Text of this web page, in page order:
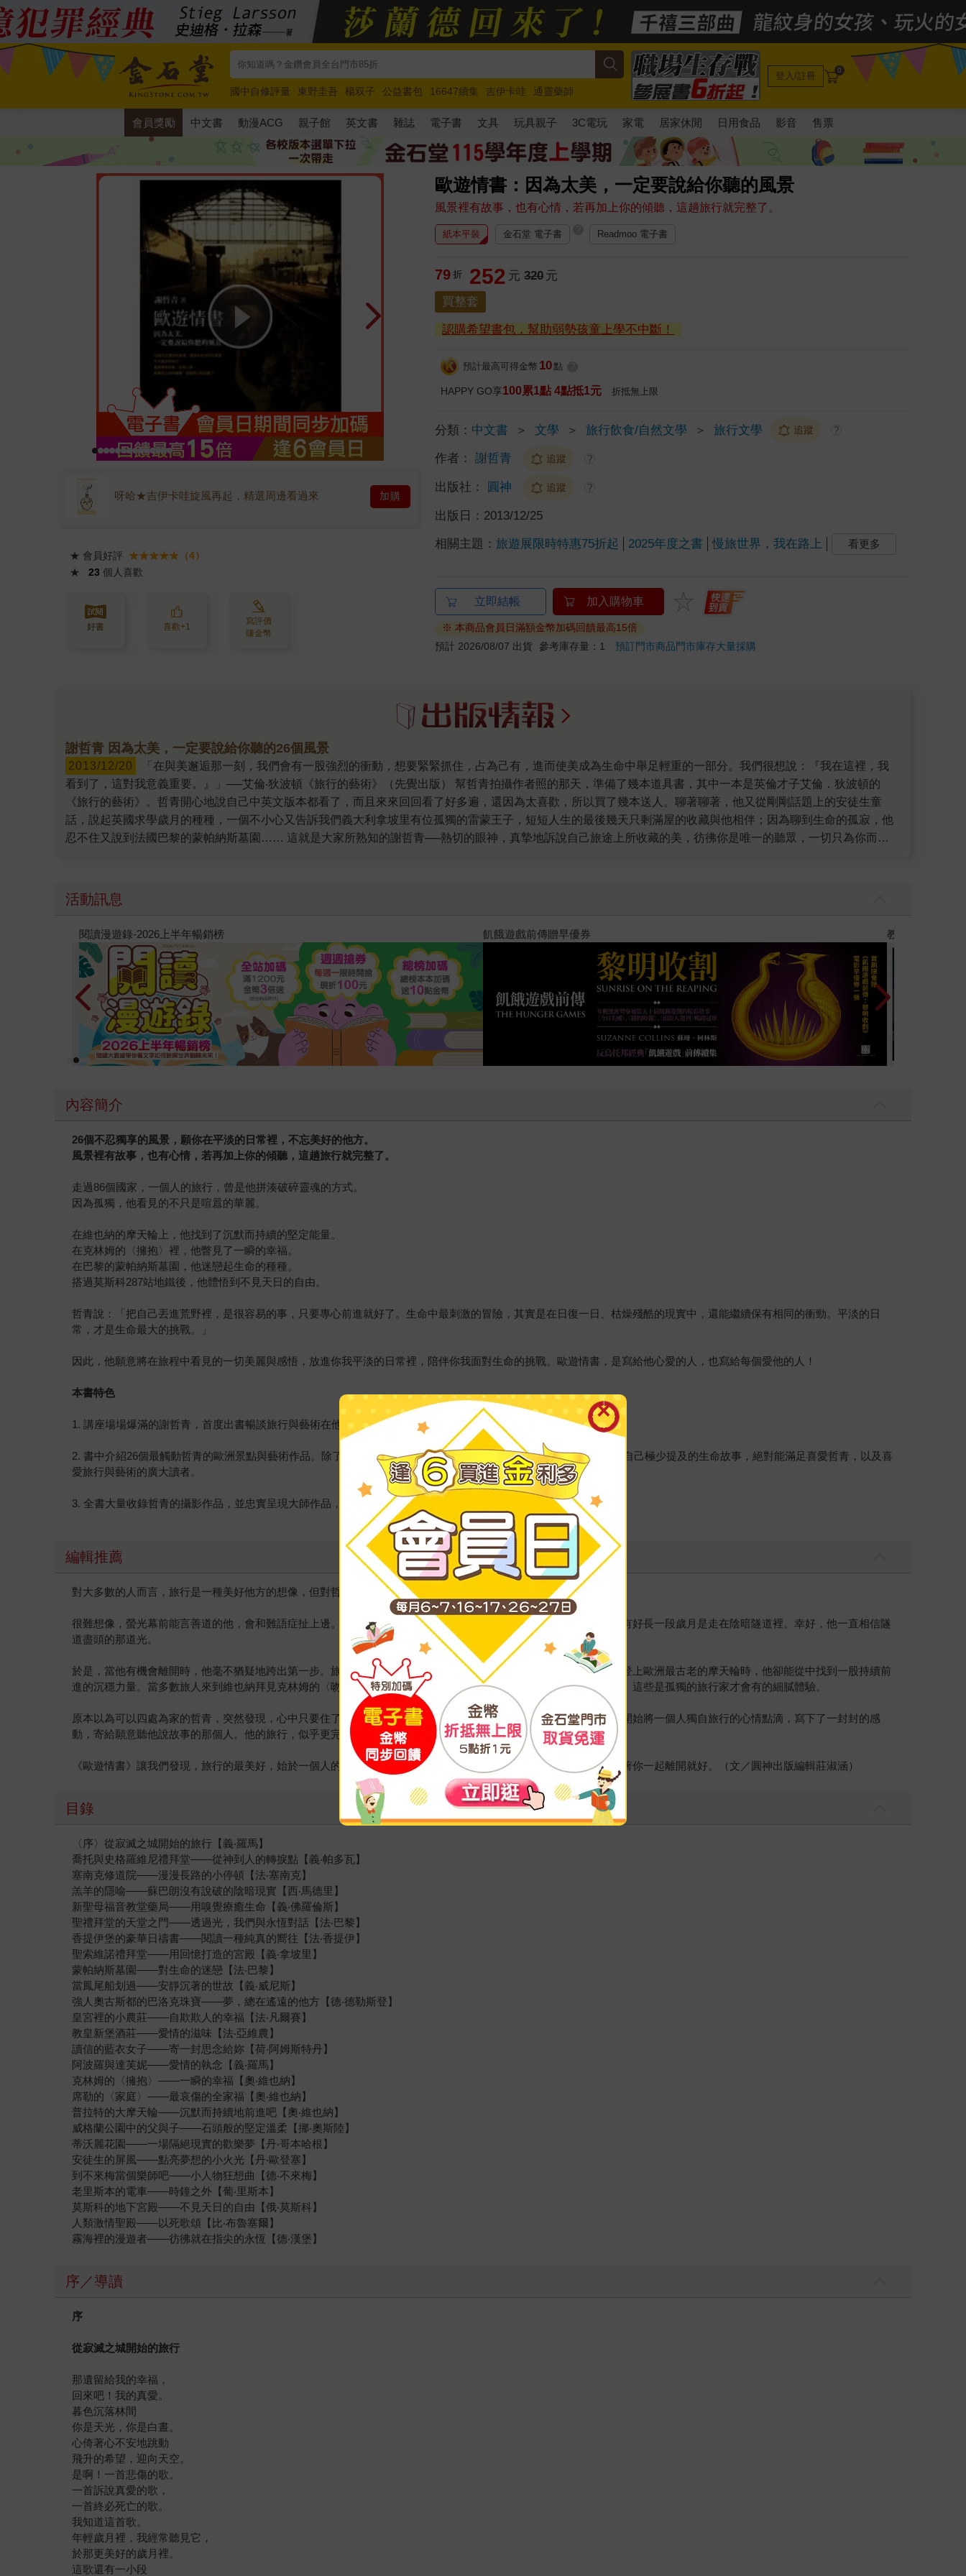
國中自修評量 東野圭吾 楊双子 公益書包 16647續集 吉伊卡哇
通靈藥師
唯紅花綻放
奧德賽 路邊攤新作 馬斯克 玩具總動員5 超慢跑
登入/註冊 0
會員獎勵 中文書 動漫ACG 親子館 英文書 雜誌 電子書 文具 玩具親子 3C電玩 家電 居家休閒 日用食品 影音 售票
歐遊情書：因為太美，一定要說給你聽的風景
風景裡有故事，也有心情，若再加上你的傾聽，這趟旅行就完整了。
呀哈★吉伊卡哇旋風再起，精選周邊看過來 加購
★ 會員好評
★★★★★（4）
★
23 個人喜歡
好書 喜歡+1
寫評價
賺金幣
紙本平裝 金石堂 電子書 Readmoo 電子書
79 折 252 元 320 元
買整套
認購希望書包，幫助弱勢孩童上學不中斷！
預計最高可得金幣 10 點
HAPPY GO享100累1點 4點抵1元 折抵無上限
分類： 中文書 ＞ 文學 ＞ 旅行飲食/自然文學 ＞ 旅行文學 追蹤 ?
作者： 謝哲青 追蹤 ?
出版社： 圓神 追蹤 ?
出版日： 2013/12/25
相關主題：旅遊展限時特惠75折起 2025年度之書 慢旅世界，我在路上 看更多
立即結帳 加入購物車
※ 本商品會員日滿額金幣加碼回饋最高15倍
預計 2026/08/07 出貨 參考庫存量：1預訂門市商品門市庫存大量採購
謝哲青 因為太美，一定要說給你聽的26個風景
2013/12/20
看到了，這對我意義重要。』」──艾倫‧狄波頓《旅行的藝術》（先覺出版） 幫哲青拍攝作者照的那天，準備了幾本道具書，其中一本是英倫才子艾倫．狄波頓的
《旅行的藝術》。哲青開心地說自己中英文版本都看了，而且來來回回看了好多遍，還因為太喜歡，所以買了幾本送人。聊著聊著，他又從剛剛話題上的安徒生童
話，說起英國求學歲月的種種，一個不小心又告訴我們義大利拿坡里有位孤獨的雷蒙王子，短短人生的最後幾天只剩滿屋的收藏與他相伴；因為聊到生命的孤寂，他
忍不住又說到法國巴黎的蒙帕納斯墓園…… 這就是大家所熟知的謝哲青──熱切的眼神，真摯地訴說自己旅途上所收藏的美，彷彿你是唯一的聽眾，一切只為你而
溫度，那是乾冷冬日裡才會有的暖陽溫度。 乍聽他足跡遍布86個國家時，大家聽了直呼羨慕。讀了這本《歐遊情書》（圓神出版），才發現，哲青最初的旅行其實是
想逃離，後來有一段時期的旅行則是想遺忘。然而，逃得再怎麼遠、忘得再怎麼徹底，眼裡看的、心裡想的，甚至是手裡寫的，都是對遙遠摯愛的複雜思念。 如果不
曾有過幾近殘酷的童年故事，或許他就看不出蘇巴朗畫筆下的羔羊是如此無助與痛苦。如果沒有極度孤獨過，或許他就體驗不到〈霧海裡的漫遊者〉流離卻美好的點
滴。如果不曾卑微地希望被人認同過，他就不會懂得喬托在史格羅維尼禮拜堂裡的濕壁畫所傳達的「勇氣」。如果不曾心碎過，他就寫不出《歐遊情書》裡溫柔而療
癒的真誠情緒。 因為是一個人的旅行，初見時的激盪最是深刻，那才是觸動心靈的美景。因為曾經很渴望幸福，所以不願獨享旅途上的美好感動。 當旅行只剩下相機
裡的數千張美麗照片、只是繁忙工作中的放空小逗號時，哲青提醒了我們，旅行更該是一種探索自我的感動。這種感動讓我們在平凡的日常裡，不忘美好的他方。 哲
青再次用專屬獨特的視野，讓我們看見不一樣的歐洲；也讓我們彷彿看見小時候那個眼巴巴望著世界地圖、不停想像他方的自己──旅行教會我們帶著好奇擁抱別人的
世界，然後再帶著滿溢的幸福回到自己的世界。 ＊文中謝哲青照片，由圓神出版提供。
活動訊息
教場電影版 十字殺手【艾迪．弗林系列 前傳】 世界上最透明
內容簡介
26個不忍獨享的風景，願你在平淡的日常裡，不忘美好的他方。
風景裡有故事，也有心情，若再加上你的傾聽，這趟旅行就完整了。
走過86個國家，一個人的旅行，曾是他拼湊破碎靈魂的方式。
因為孤獨，他看見的不只是喧囂的華麗。
在維也納的摩天輪上，他找到了沉默而持續的堅定能量。
在克林姆的〈擁抱〉裡，他瞥見了一瞬的幸福。
在巴黎的蒙帕納斯墓園，他迷戀起生命的種種。
搭過莫斯科287站地鐵後，他體悟到不見天日的自由。
哲青說：「把自己丟進荒野裡，是很容易的事，只要專心前進就好了。生命中最刺激的冒險，其實是在日復一日、枯燥殘酷的現實中，還能繼續保有相同的衝勁。平淡的日
常，才是生命最大的挑戰。」
因此，他願意將在旅程中看見的一切美麗與感悟，放進你我平淡的日常裡，陪伴你我面對生命的挑戰。歐遊情書，是寫給他心愛的人，也寫給每個愛他的人！
本書特色
1. 講座場場爆滿的謝哲青，首度出書暢談旅行與藝術在他生命中的意義！
2. 書中介紹26個最觸動哲青的歐洲景點與藝術作品。除了用專業又專屬的角度，為讀者開啟全然不同的視野，更透露自己極少提及的生命故事，絕對能滿足喜愛哲青，以及喜
愛旅行與藝術的廣大讀者。
3. 全書大量收錄哲青的攝影作品，並忠實呈現大師作品，將是一本圖文豐富、質感絕佳的全新創作。
編輯推薦
對大多數的人而言，旅行是一種美好他方的想像，但對哲青而言，旅行只是為了離開，至少最一開始是如此的。
很難想像，螢光幕前能言善道的他，會和難語症扯上邊。更難想像，這位「使命必達」、讓人幸福滿滿的名人作家，有好長一段歲月是走在陰暗隧道裡。幸好，他一直相信隧
道盡頭的那道光。
於是，當他有機會離開時，他毫不猶疑地跨出第一步。旅行是他拼湊破碎靈魂的方式，當一般遊客用到此一遊的心情登上歐洲最古老的摩天輪時，他卻能從中找到一股持續前
進的沉穩力量。當多數旅人來到維也納拜見克林姆的〈吻〉，他更想讓大家看看只要一瞬，就能無比幸福的〈擁抱〉。這些是孤獨的旅行家才會有的細膩體驗。
原本以為可以四處為家的哲青，突然發現，心中只要住了一個人，那個人就成了他的家。於是，他走出封閉的自己，開始將一個人獨自旅行的心情點滴，寫下了一封封的感
動，寄給願意聽他說故事的那個人。他的旅行，似乎更完整了。
《歐遊情書》讓我們發現，旅行的最美好，始於一個人的體驗，終於另一個人的傾聽。下次旅行去哪？哪裡都好，帶著你一起離開就好。（文／圓神出版編輯莊淑涵）
目錄
〈序〉從寂滅之城開始的旅行【義‧羅馬】
喬托與史格羅維尼禮拜堂——從神到人的轉捩點【義‧帕多瓦】
塞南克修道院——漫漫長路的小停頓【法‧塞南克】
羔羊的隱喻——蘇巴朗沒有說破的陰暗現實【西‧馬德里】
新聖母福音教堂藥局——用嗅覺療癒生命【義‧佛羅倫斯】
聖禮拜堂的天堂之門——透過光，我們與永恆對話【法‧巴黎】
香提伊堡的豪華日禱書——閱讀一種純真的嚮往【法‧香提伊】
聖索維諾禮拜堂——用回憶打造的宮殿【義‧拿坡里】
蒙帕納斯墓園——對生命的迷戀【法‧巴黎】
當鳳尾船划過——安靜沉著的世故【義‧威尼斯】
強人奧古斯都的巴洛克珠寶——夢，總在遙遠的他方【德‧德勒斯登】
皇宮裡的小農莊——自欺欺人的幸福【法‧凡爾賽】
教皇新堡酒莊——愛情的滋味【法‧亞維農】
讀信的藍衣女子——寄一封思念給妳【荷‧阿姆斯特丹】
阿波羅與達芙妮——愛情的執念【義‧羅馬】
克林姆的〈擁抱〉——一瞬的幸福【奧‧維也納】
席勒的〈家庭〉——最哀傷的全家福【奧‧維也納】
普拉特的大摩天輪——沉默而持續地前進吧【奧‧維也納】
威格蘭公園中的父與子——石頭般的堅定溫柔【挪‧奧斯陸】
蒂沃麗花園——一場隔絕現實的歡樂夢【丹‧哥本哈根】
安徒生的屏風——點亮夢想的小火光【丹‧歐登塞】
到不來梅當個樂師吧——小人物狂想曲【德‧不來梅】
老里斯本的電車——時鐘之外【葡‧里斯本】
莫斯科的地下宮殿——不見天日的自由【俄‧莫斯科】
人類激情聖殿——以死歌頌【比‧布魯塞爾】
霧海裡的漫遊者——彷彿就在指尖的永恆【德‧漢堡】
序／導讀
序
從寂滅之城開始的旅行
那遺留給我的幸福，
回來吧！我的真愛。
暮色沉落林間
你是天光，你是白晝。
心倚著心不安地跳動
飛升的希望，迎向天空。
是啊！一首悲傷的歌。
一首訴說真愛的歌，
一首終必死亡的歌。
我知道這首歌。
年輕歲月裡，我經常聽見它，
於那更美好的歲月裡。
這歌還有一小段